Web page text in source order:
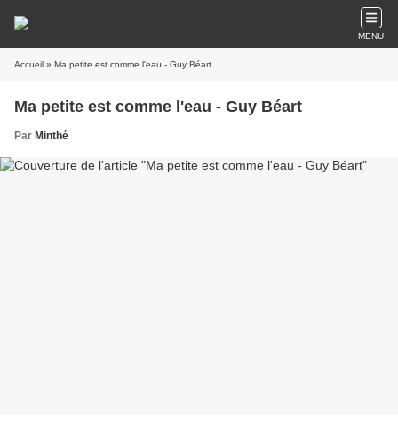
MENU
Accueil » Ma petite est comme l'eau - Guy Béart
Ma petite est comme l'eau - Guy Béart
Par Minthé